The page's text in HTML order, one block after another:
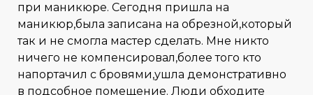
при маникюре. Сегодня пришла на
маникюр,была записана на обрезной,который
так и не смогла мастер сделать. Мне никто
ничего не компенсировал,более того кто
напортачил с бровями,ушла демонстративно
в подсобное помещение. Люди обходите